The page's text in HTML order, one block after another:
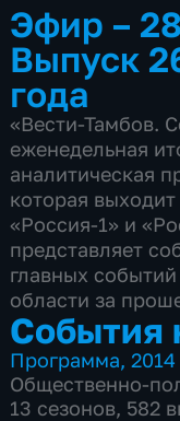
Эфир –
Выпуск
года
«Вести-Тамбов.
еженедельная
аналитическая
которая
«Россия-1» и
представляет
главных
области за
События
Программа,
Общественно-
13 сезонов, 582